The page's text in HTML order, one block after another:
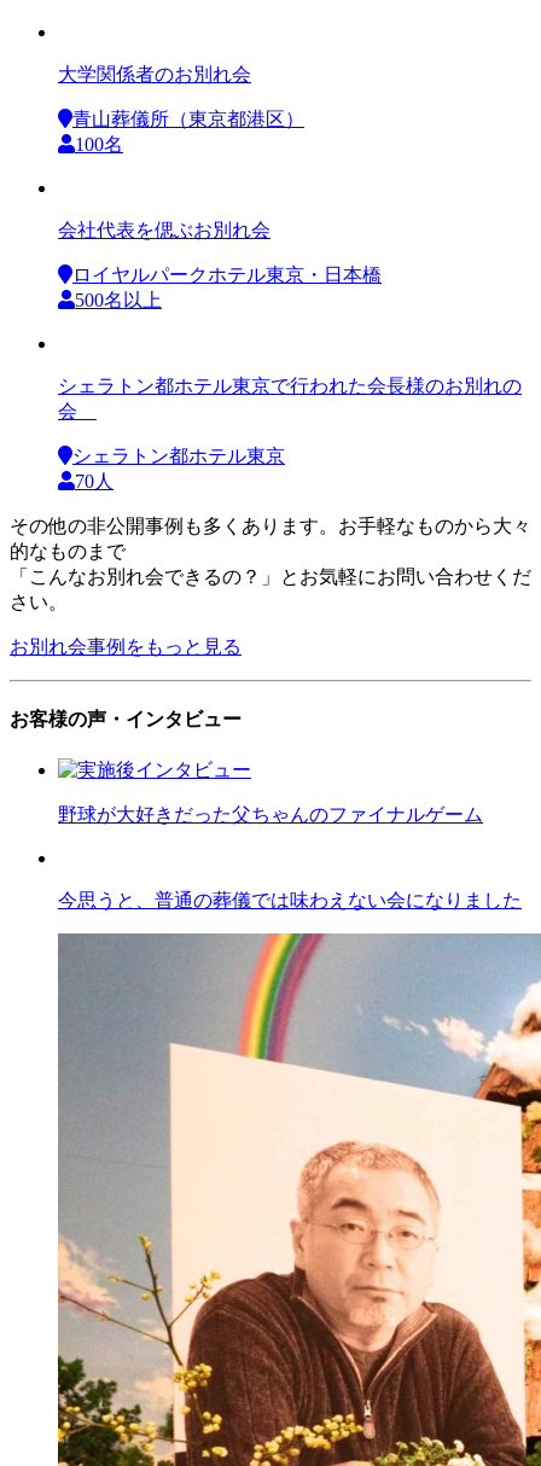
大学関係者のお別れ会
青山葬儀所（東京都港区）
100名
会社代表を偲ぶお別れ会
ロイヤルパークホテル東京・日本橋
500名以上
シェラトン都ホテル東京で行われた会長様のお別れの
会
シェラトン都ホテル東京
70人
その他の非公開事例も多くあります。お手軽なものから大々
的なものまで
「こんなお別れ会できるの？」とお気軽にお問い合わせくだ
さい。
お別れ会事例をもっと見る
お客様の声・インタビュー
野球が大好きだった父ちゃんのファイナルゲーム
今思うと、普通の葬儀では味わえない会になりました